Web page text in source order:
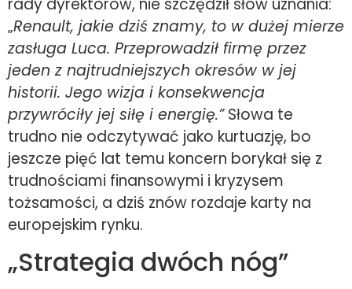
rady dyrektorów, nie szczędził słów uznania:
„Renault, jakie dziś znamy, to w dużej mierze
zasługa Luca. Przeprowadził firmę przez
jeden z najtrudniejszych okresów w jej
historii. Jego wizja i konsekwencja
przywróciły jej siłę i energię.”Słowa te
trudno nie odczytywać jako kurtuazję, bo
jeszcze pięć lat temu koncern borykał się z
trudnościami finansowymi i kryzysem
tożsamości, a dziś znów rozdaje karty na
europejskim rynku.
„Strategia dwóch nóg”